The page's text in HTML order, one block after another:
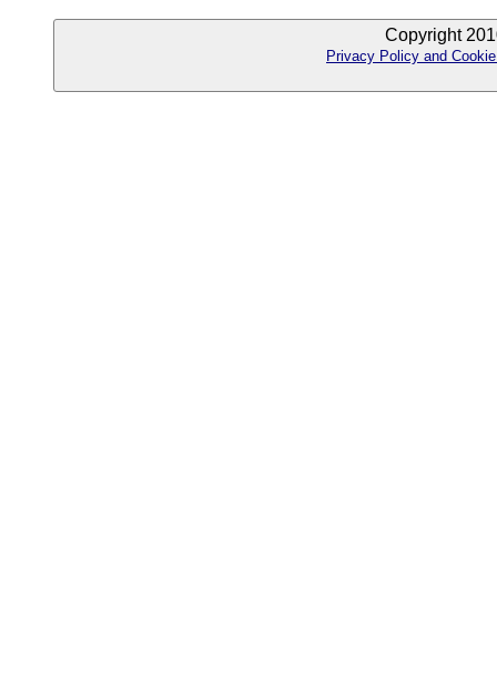
Copyright
Privacy Policy and